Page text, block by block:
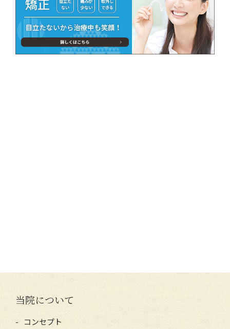
当院について
コンセプト